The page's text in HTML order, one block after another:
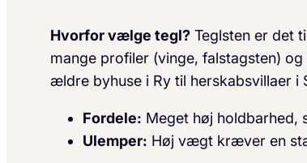
Hvorfor vælge tegl?Teglsten er det
mange profiler (vinge, falstagsten)
ældre byhuse i Ry til herskabsvillaer i
Fordele: Meget høj holdbarhed,
Ulemper: Høj vægt kræver en